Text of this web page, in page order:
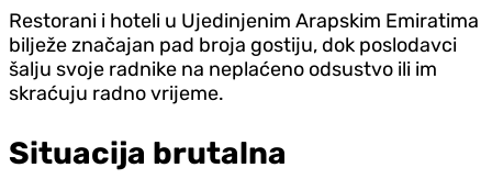
Restorani i hoteli u Ujedinjenim Arapskim Emiratima
bilježe značajan pad broja gostiju, dok poslodavci
šalju svoje radnike na neplaćeno odsustvo ili im
skraćuju radno vrijeme.
Situacija brutalna